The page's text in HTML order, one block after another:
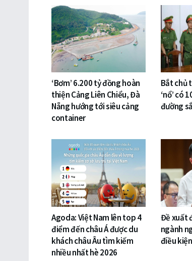
‘Bơm’ 6.200 tỷ đồng hoàn
thiện Cảng Liên Chiểu, Đà
Nẵng hướng tới siêu cảng
container
Bắt chủ
‘nổ’ có
đường
Agoda: Việt Nam lên top 4
điểm đến châu Á được du
khách châu Âu tìm kiếm
nhiều nhất hè 2026
Đề xuất
ngành
điều